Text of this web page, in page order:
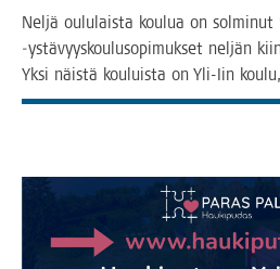
Nel­jä oulu­lais­ta kou­lua on sol­mi­nut
‑ystä­vyys­kou­luso­pi­muk­set nel­jän
Yksi näis­tä kou­luis­ta on Yli-Iin